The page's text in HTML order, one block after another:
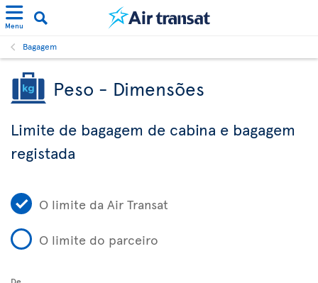
Menu
Bagagem
Peso - Dimensões
Limite de bagagem de cabina e bagagem
registada
O limite da Air Transat
O limite do parceiro